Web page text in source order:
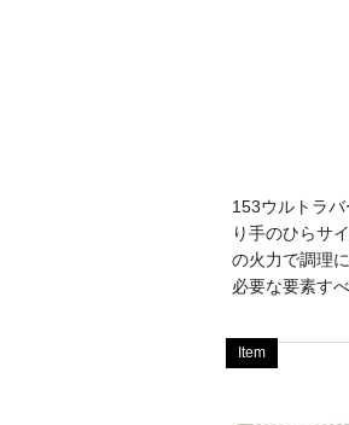
153ウルトラ
り手のひらサ
の火力で調理
必要な要素す
Item